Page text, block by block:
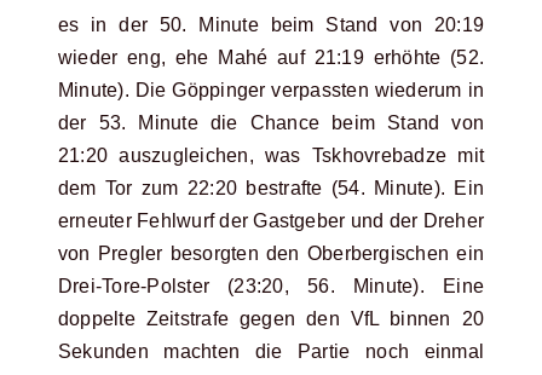
es in der 50. Minute beim Stand von 20:19
wieder eng, ehe Mahé auf 21:19 erhöhte (52.
Minute). Die Göppinger verpassten wiederum in
der 53. Minute die Chance beim Stand von
21:20 auszugleichen, was Tskhovrebadze mit
dem Tor zum 22:20 bestrafte (54. Minute). Ein
erneuter Fehlwurf der Gastgeber und der Dreher
von Pregler besorgten den Oberbergischen ein
Drei-Tore-Polster (23:20, 56. Minute). Eine
doppelte Zeitstrafe gegen den VfL binnen 20
Sekunden machten die Partie noch einmal